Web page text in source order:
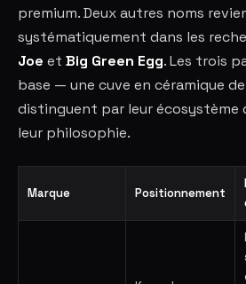
premium. Deux autres noms
systématiquement dans les
Joe et Big Green Egg. Les trois
base — une cuve en céramique
distinguent par leur écosystème
leur philosophie.
Marque Positionnement